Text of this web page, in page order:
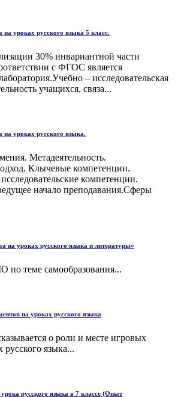
на уроках русского языка 5 класс.
30% инвариантной части
с ФГОС является
– исследовательская
учащихся, связа...
на уроках русского языка.
Метадеятельность.
Клычевые компетенции.
компетенции.
начало преподавания.Сферы
на уроках русского языка и литературы»
теме самообразования...
на уроках русского языка
о роли и месте игровых
языка...
русского языка в 7 классе (Опыт